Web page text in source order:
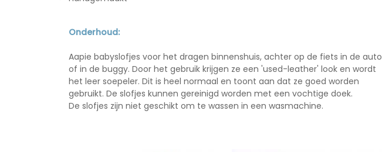
Onderhoud:
Aapie babyslofjes voor het dragen binnenshuis, achter op de fiets in de auto
of in de buggy. Door het gebruik krijgen ze een 'used-leather' look en wordt
het leer soepeler. Dit is heel normaal en toont aan dat ze goed worden
gebruikt. De slofjes kunnen gereinigd worden met een vochtige doek.
De slofjes zijn niet geschikt om te wassen in een wasmachine.